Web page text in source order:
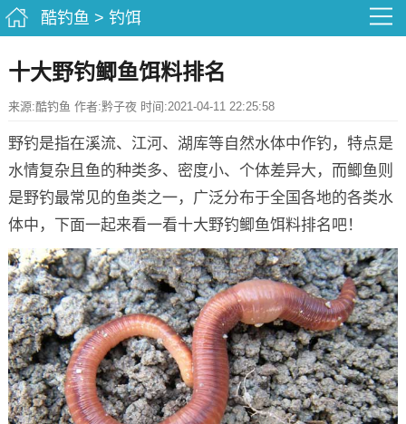
酷钓鱼 > 钓饵
十大野钓鲫鱼饵料排名
来源:酷钓鱼 作者:黔子夜 时间:2021-04-11 22:25:58
野钓是指在溪流、江河、湖库等自然水体中作钓，特点是
水情复杂且鱼的种类多、密度小、个体差异大，而鲫鱼则
是野钓最常见的鱼类之一，广泛分布于全国各地的各类水
体中，下面一起来看一看十大野钓鲫鱼饵料排名吧！